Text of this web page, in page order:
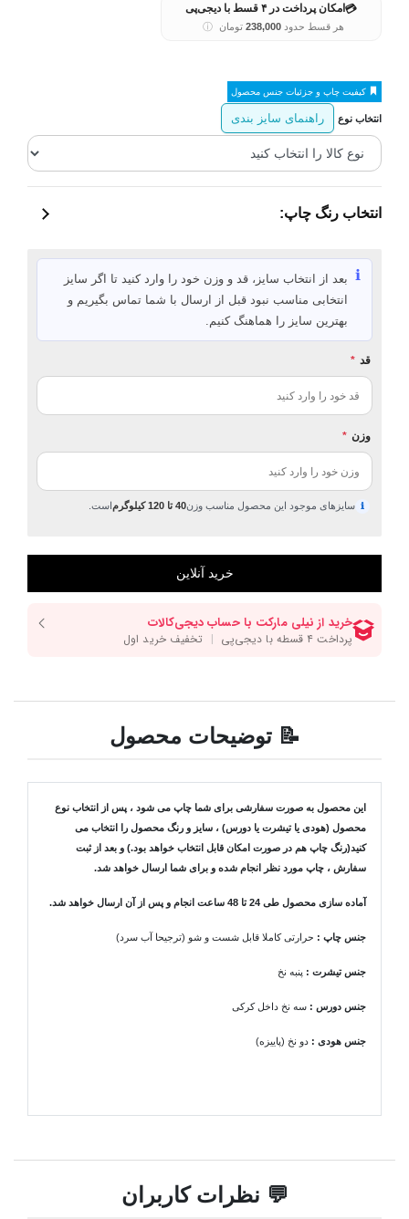
💳 امکان پرداخت در ۴ قسط با دیجی‌پی
هر قسط حدود238,000 تومان ⓘ
کیفیت چاپ و جزئیات جنس محصول
انتخاب نوع راهنمای سایز بندی
انتخاب رنگ چاپ:
ℹ️ بعد از انتخاب سایز، قد و وزن خود را وارد کنید تا اگر سایز
انتخابی مناسب نبود قبل از ارسال با شما تماس بگیریم و
بهترین سایز را هماهنگ کنیم.
قد *
وزن *
ℹ سایزهای موجود این محصول مناسب وزن40 تا 120 کیلوگرم است.
📝 توضیحات محصول
این محصول به صورت سفارشی برای شما چاپ می شود ، پس از انتخاب نوع
محصول (هودی یا تیشرت یا دورس) ، سایز و رنگ محصول را انتخاب می
کنید(رنگ چاپ هم در صورت امکان قابل انتخاب خواهد بود.) و بعد از ثبت
سفارش ، چاپ مورد نظر انجام شده و برای شما ارسال خواهد شد.
آماده سازی محصول طی 24 تا 48 ساعت انجام و پس از آن ارسال خواهد شد.
جنس چاپ : حرارتی کاملا قابل شست و شو (ترجیحا آب سرد)
جنس تیشرت : پنبه نخ
جنس دورس : سه نخ داخل کرکی
جنس هودی : دو نخ (پاییزه)
💬 نظرات کاربران